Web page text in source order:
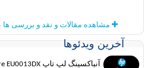
مشاهده مقالات و نقد و بررسی ها بیشتر
ویدئوها
آنباکسینگ لپ تاپ HP Spectre EU0013DX